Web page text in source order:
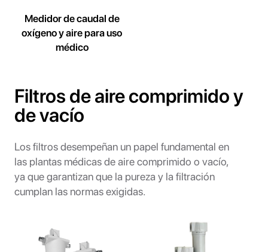
Medidor de caudal de
oxígeno y aire para uso
médico
Filtros de aire comprimido y
de vacío
Los filtros desempeñan un papel fundamental en
las plantas médicas de aire comprimido o vacío,
ya que garantizan que la pureza y la filtración
cumplan las normas exigidas.